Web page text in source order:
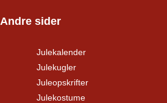
Andre sider
Julekalender
Julekugler
Juleopskrifter
Julekostume